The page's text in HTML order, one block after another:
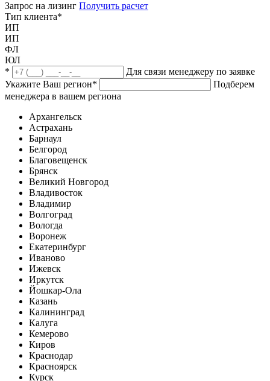
Запрос на лизинг Получить расчет
Тип клиента*
ИП
ИП
ФЛ
ЮЛ
*
Для связи менеджеру по заявке
Укажите Ваш регион*
Подберем
менеджера в вашем региона
Архангельск
Астрахань
Барнаул
Белгород
Благовещенск
Брянск
Великий Новгород
Владивосток
Владимир
Волгоград
Вологда
Воронеж
Екатеринбург
Иваново
Ижевск
Иркутск
Йошкар-Ола
Казань
Калининград
Калуга
Кемерово
Киров
Краснодар
Красноярск
Курск